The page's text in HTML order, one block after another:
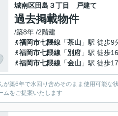
城南区田島３丁目 戸建て
過去掲載物件
/築8年 /2階建
福岡市七隈線 「茶山 」駅 徒歩9
福岡市七隈線 「別府 」駅 徒歩
福岡市七隈線 「金山 」駅 徒歩
が築6年で水回り含めそのまま使用可能
ムをご提案いたします